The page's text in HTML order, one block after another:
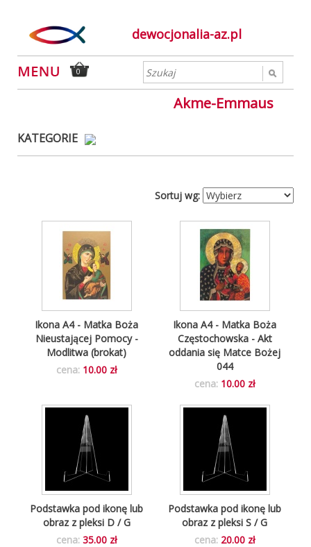
dewocjonalia-az.pl
0
Akme-Emmaus
KATEGORIE
Sortuj wg:
Ikona A4 - Matka Boża
Częstochowska - Akt
oddania się Matce Bożej
044
cena: 10.00 zł
Ikona A4 - Matka Boża
Nieustającej Pomocy -
Modlitwa (brokat)
cena: 10.00 zł
Podstawka pod ikonę lub
obraz z pleksi S / G
cena: 20.00 zł
Podstawka pod ikonę lub
obraz z pleksi D / G
cena: 35.00 zł